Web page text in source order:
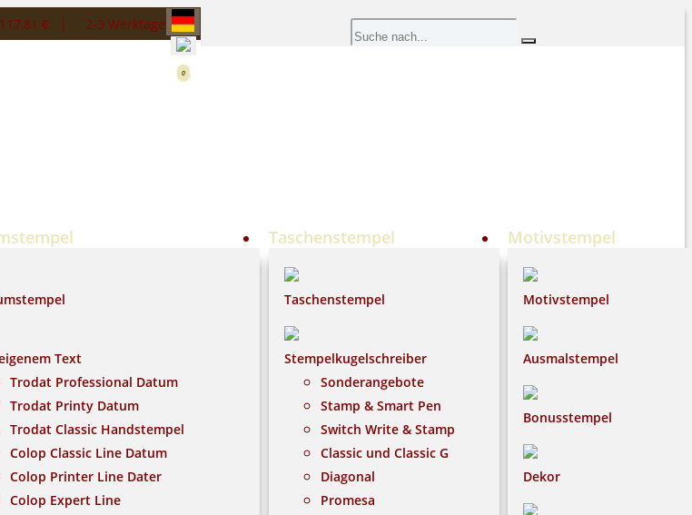
117,81 € | 2-3 Werktage
0
Text
Trodat Professional Datum
Trodat Printy Datum
Trodat Classic Handstempel
Colop Classic Line Datum
Colop Printer Line Dater
Colop Expert Line
Taschenstempel
Taschenstempel
Stempelkugelschreiber
Sonderangebote
Stamp & Smart Pen
Switch Write & Stamp
Classic und Classic G
Diagonal
Promesa
Motivstempel
Motivstempel
Ausmalstempel
Bonusstempel
Dekor